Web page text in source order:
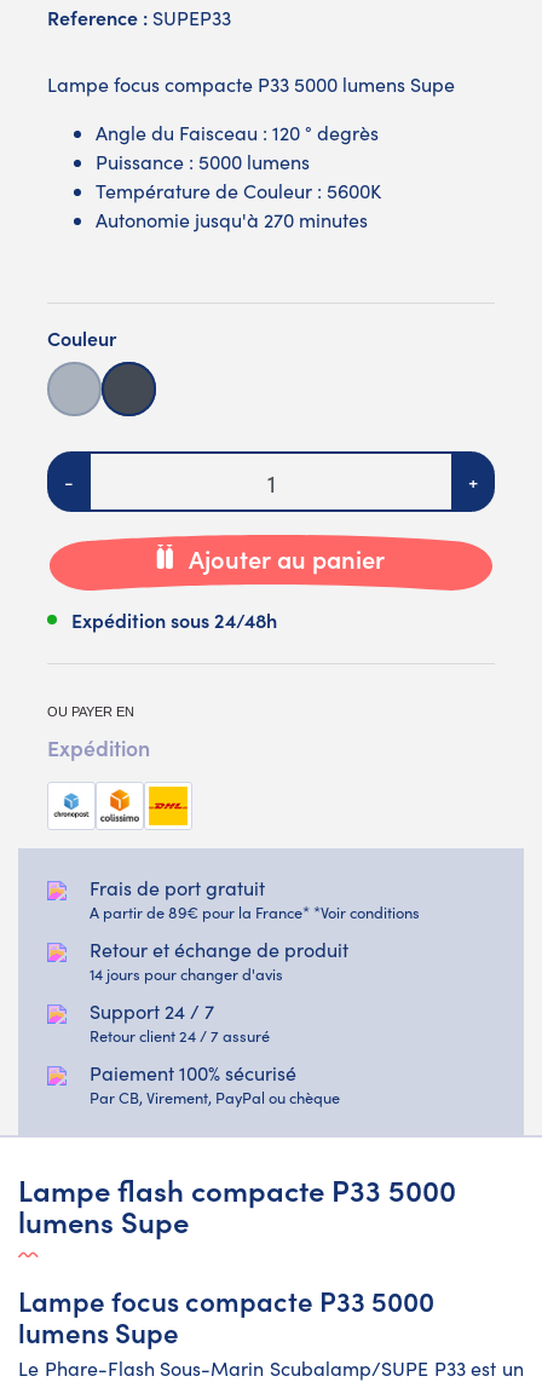
Reference : SUPEP33
Lampe focus compacte P33 5000 lumens Supe
Angle du Faisceau : 120 ° degrès
Puissance : 5000 lumens
Température de Couleur : 5600K
Autonomie jusqu'à 270 minutes
Couleur
Gris Noir
Quantité
- +
Ajouter au panier
Expédition sous 24/48h
OU PAYER EN
Expédition
Frais de port gratuit
A partir de 89€ pour la France* *Voir conditions
Retour et échange de produit
14 jours pour changer d'avis
Support 24 / 7
Retour client 24 / 7 assuré
Paiement 100% sécurisé
Par CB, Virement, PayPal ou chèque
Lampe flash compacte P33 5000
lumens Supe
Lampe focus compacte P33 5000
lumens Supe
Le Phare-Flash Sous-Marin Scubalamp/SUPE P33 est un